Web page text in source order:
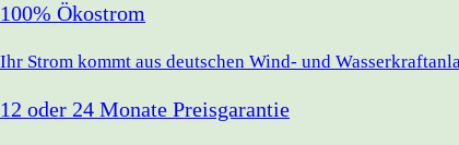
100% Ökostrom
Ihr Strom kommt aus deutschen Wind- und
12 oder 24 Monate Preisgarantie